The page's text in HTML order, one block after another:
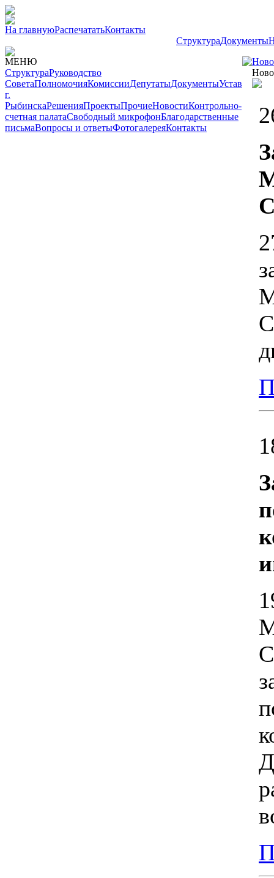
На главнуюРаспечататьКонтакты
СтруктураДокументы
МЕНЮ
СтруктураРуководство
СоветаПолномочияКомиссииДепутатыДокументыУстав
г.
РыбинскаРешенияПроектыПрочиеНовостиКонтрольно-
счетная палатаСвободный микрофонБлагодарственные
письмаВопросы и ответыФотогалереяКонтакты